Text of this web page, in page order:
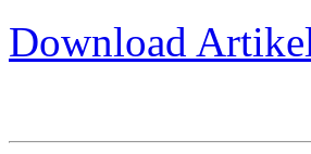
Download